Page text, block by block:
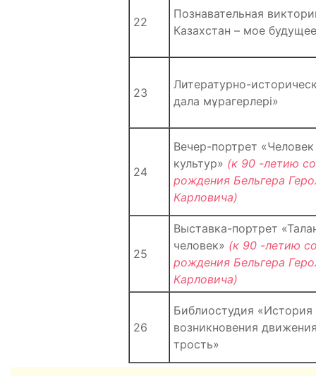
22
Познавательная
Казахстан – мое
23
Литературно-
дала мұрагерлері»
24
Вечер-портрет
культур» (к 90 -летию
рождения Бельгера
Карловича)
25
Выставка-портрет
человек» (к 90 -летию
рождения Бельгера
Карловича)
26
Библиостудия «История
возникновения
трость»